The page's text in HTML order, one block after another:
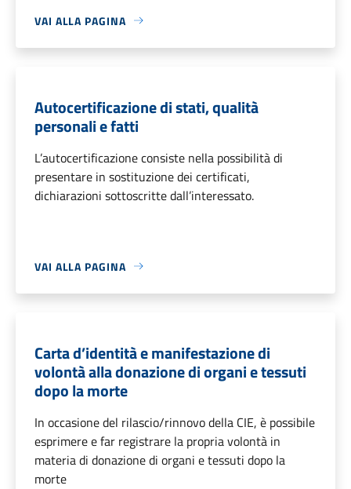
VAI ALLA PAGINA
Autocertificazione di stati, qualità
personali e fatti
L’autocertificazione consiste nella possibilità di
presentare in sostituzione dei certificati,
dichiarazioni sottoscritte dall’interessato.
VAI ALLA PAGINA
Carta d’identità e manifestazione di
volontà alla donazione di organi e tessuti
dopo la morte
In occasione del rilascio/rinnovo della CIE, è possibile
esprimere e far registrare la propria volontà in
materia di donazione di organi e tessuti dopo la
morte